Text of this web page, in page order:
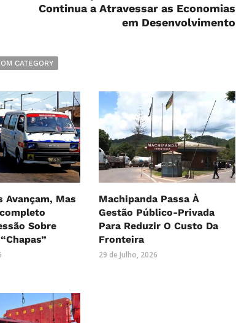
Continua a Atravessar as Economias
em Desenvolvimento
CATEGORY
Avançam, Mas
Sobre
Machipanda Passa À
Gestão Público-Privada
Para Reduzir O Custo Da
Fronteira
29 de Julho, 2026